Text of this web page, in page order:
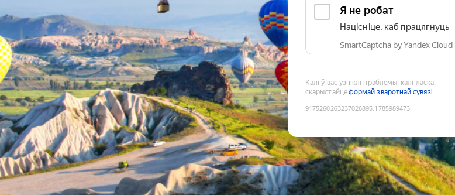
Я не робат
Націсніце, каб працягнуць
SmartCaptcha by Yandex Cloud
Калі ў вас узніклі праблемы, калі ласка,
скарыстайцеформай зваротнай сувязі
9175260263237026895:1785989473